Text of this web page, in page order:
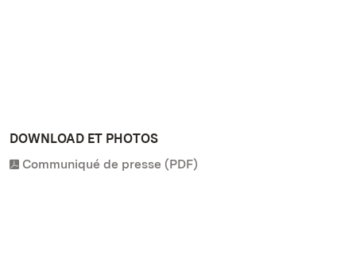
DOWNLOAD ET PHOTOS
Communiqué de presse (PDF)